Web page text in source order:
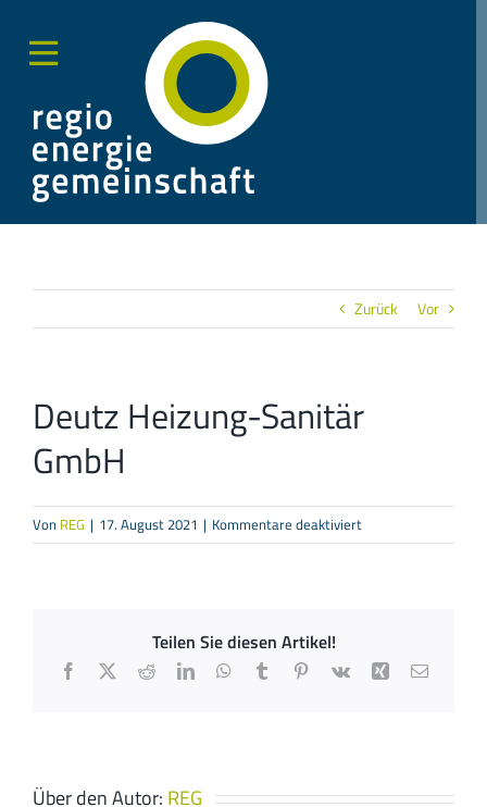
Inhalt
springen
Zurück Vor
Deutz Heizung-Sanitär
GmbH
Von REG | 17. August 2021 | Kommentare deaktiviertfür
Deutz
Teilen Sie diesen Artikel!
Facebook
X RedditLinkedInWhatsApp
TumblrPinterest
Vk Xing E-
Über den Autor: REG
Sliding